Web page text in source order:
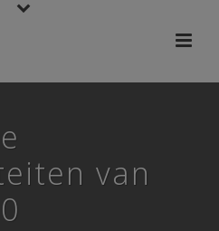
van